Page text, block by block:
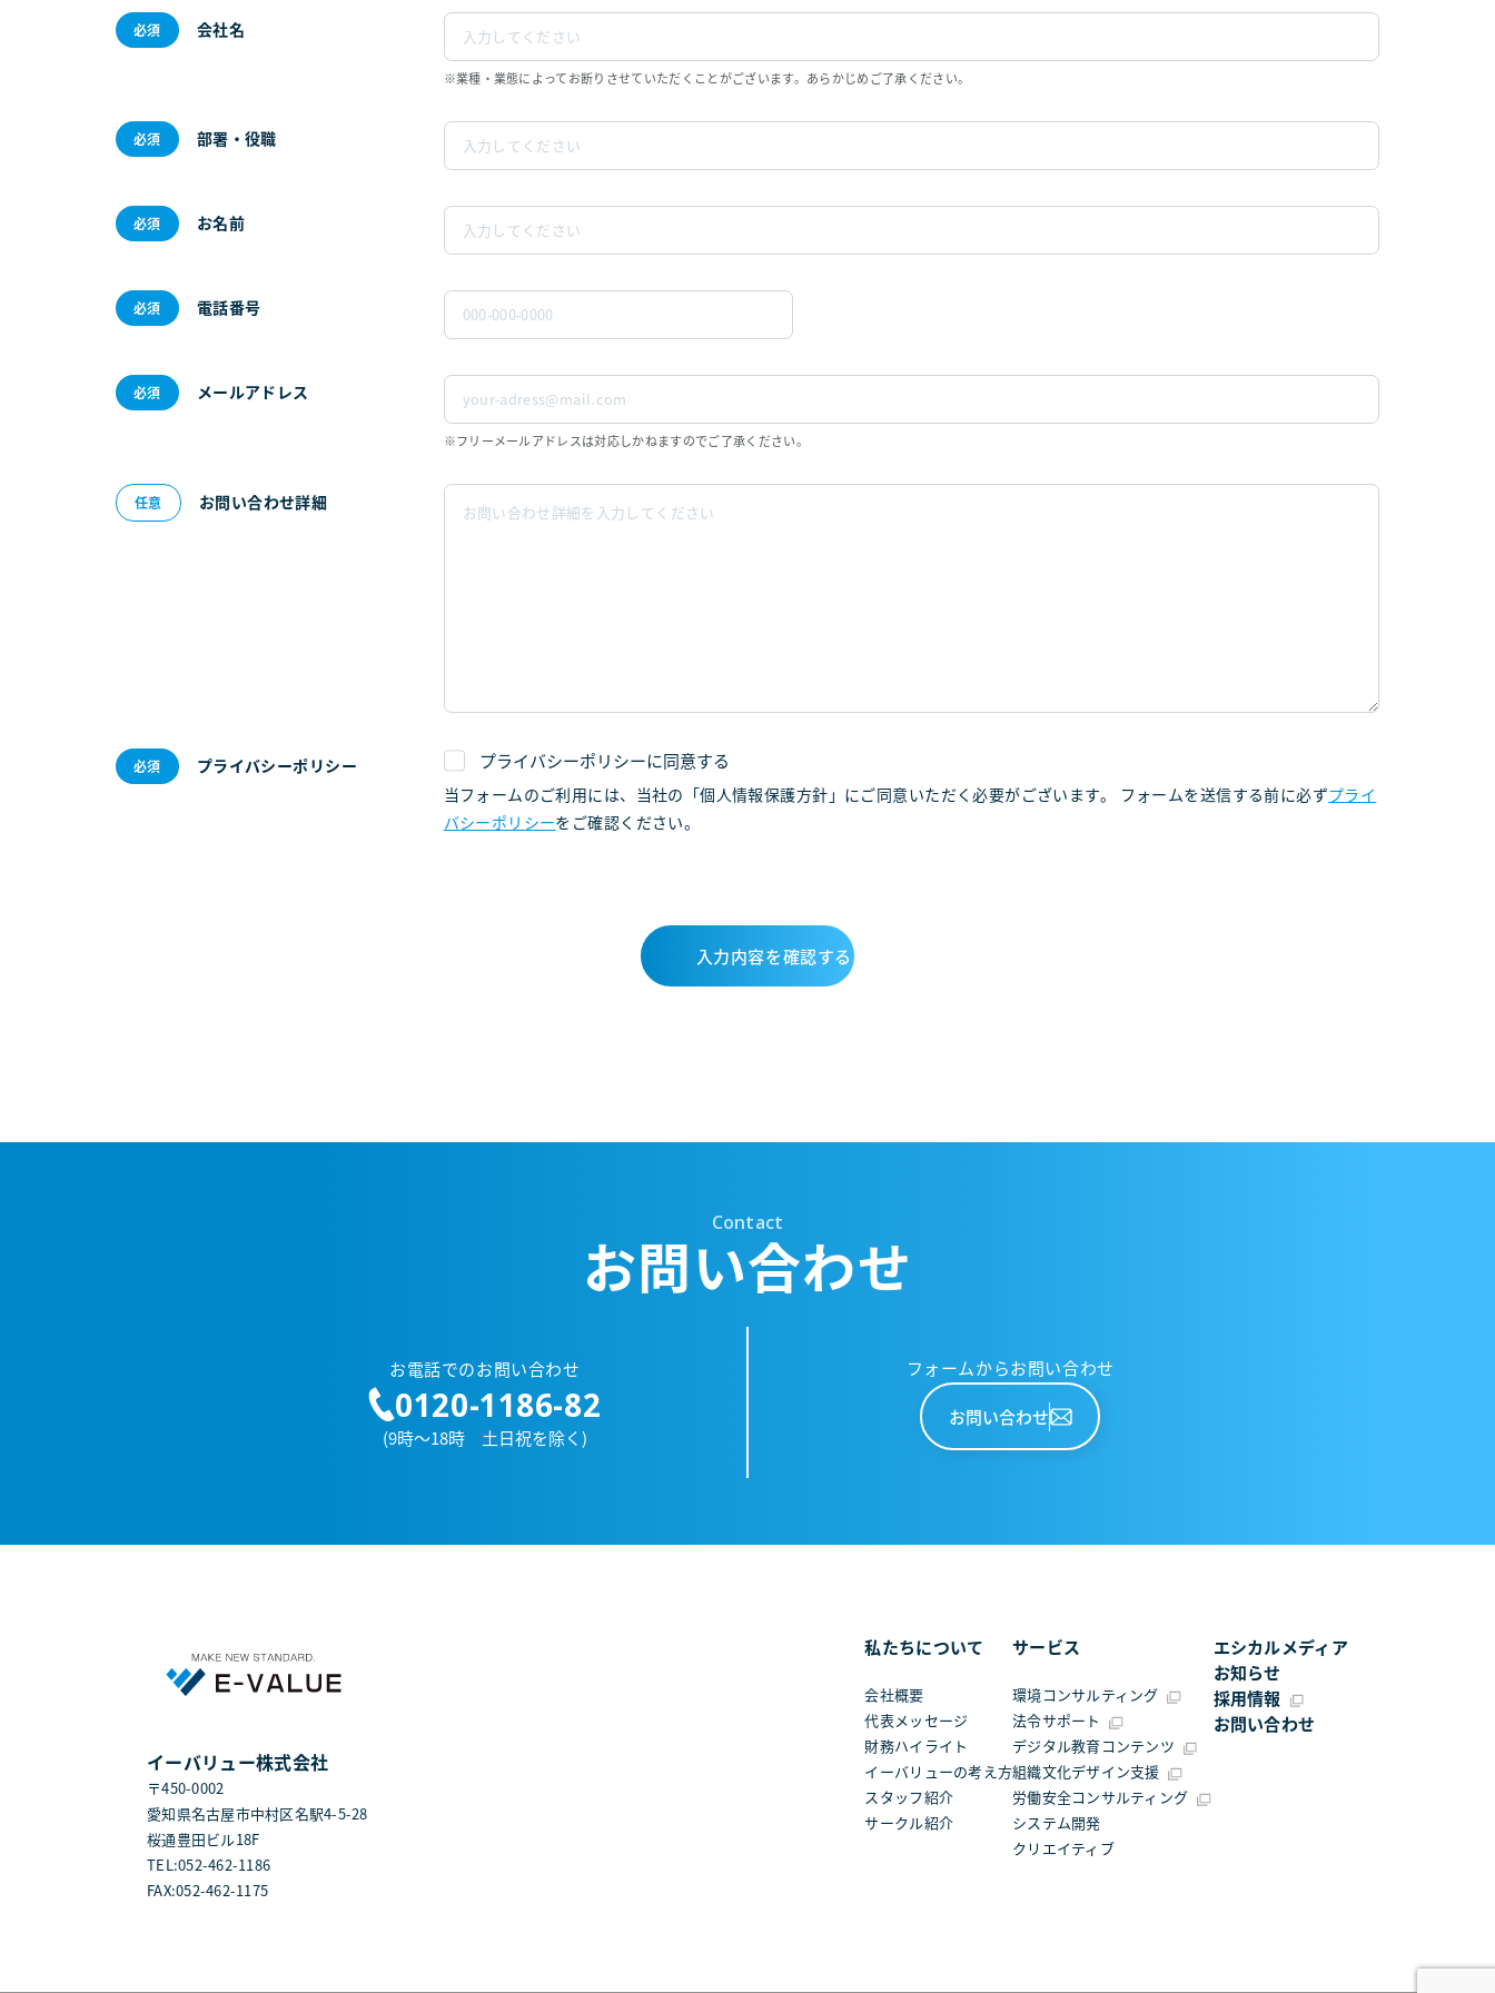
会社名
※業種・業態によってお断りさせていただくことがございます。あらかじめご了承ください。
部署・役職
お名前
電話番号
メールアドレス
※フリーメールアドレスは対応しかねますのでご了承ください。
お問い合わせ詳細
プライバシーポリシー プライバシーポリシーに同意する
当フォームのご利用には、当社の「個人情報保護方針」にご同意いただく必要がございます。 フォームを送信する前に必ずプライ
バシーポリシーをご確認ください。
Contact
お問い合わせ
お電話でのお問い合わせ
0120-1186-82
(9時～18時 土日祝を除く)
フォームからお問い合わせ
お問い合わせ
イーバリュー株式会社
〒450-0002
愛知県名古屋市中村区名駅4-5-28
桜通豊田ビル18F
TEL:052-462-1186
FAX:052-462-1175
私たちについて
会社概要
代表メッセージ
財務ハイライト
イーバリューの考え方
スタッフ紹介
サークル紹介
サービス
環境コンサルティング
法令サポート
デジタル教育コンテンツ
組織文化デザイン支援
労働安全コンサルティング
システム開発
クリエイティブ
エシカルメディア
お知らせ
採用情報
お問い合わせ